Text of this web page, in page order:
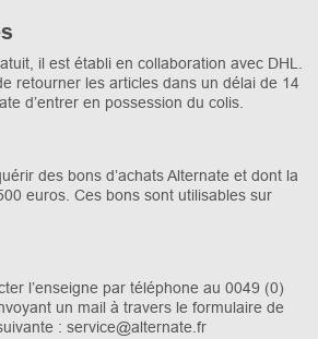
il est établi en collaboration avec DHL.
retourner les articles dans un délai de 14
d’entrer en possession du colis.
des bons d’achats Alternate et dont la
euros. Ces bons sont utilisables sur
l’enseigne par téléphone au 0049 (0)
un mail à travers le formulaire de
: service@alternate.fr